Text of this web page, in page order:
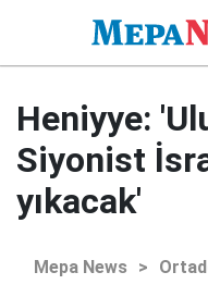
Heniyye:
Siyonist
yıkacak'
Mepa News >